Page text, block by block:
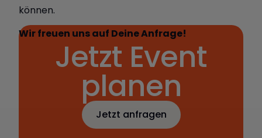
können.
Wir freuen uns auf Deine Anfrage!
Jetzt Event
planen
Jetzt anfragen
Jetzt Catering